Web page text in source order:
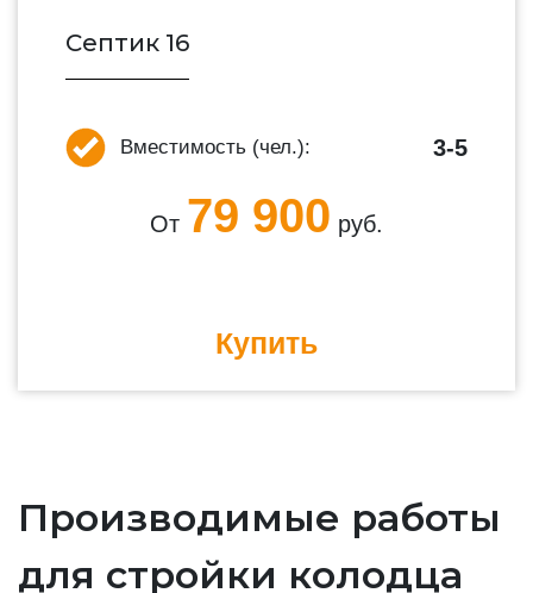
Септик 16
Вместимость (чел.): 3-5
От 79 900 руб.
Купить
Производимые работы
для стройки колодца